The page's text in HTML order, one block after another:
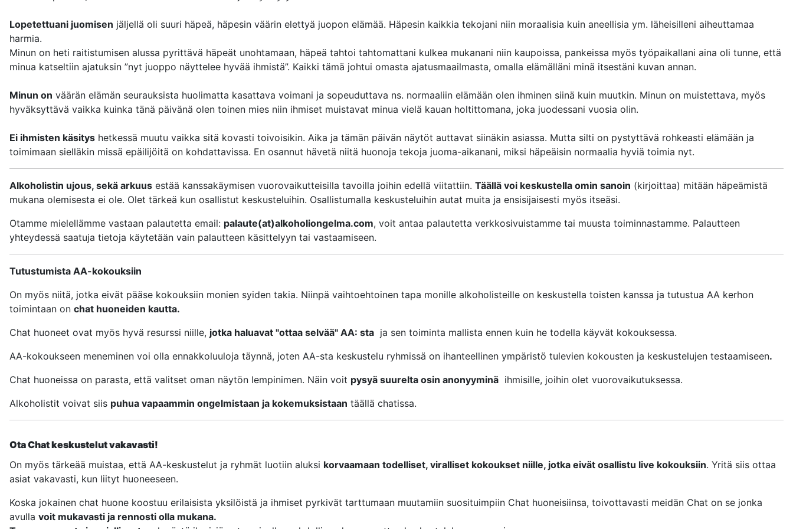
Lopetettuani juomisen jäljellä oli suuri häpeä, häpesin väärin elettyä juopon elämää. Häpesin kaikkia tekojani niin moraalisia kuin aneellisia ym. läheisilleni aiheuttamaa
harmia.
Minun on heti raitistumisen alussa pyrittävä häpeät unohtamaan, häpeä tahtoi tahtomattani kulkea mukanani niin kaupoissa, pankeissa myös työpaikallani aina oli tunne, että
minua katseltiin ajatuksin ”nyt juoppo näyttelee hyvää ihmistä”. Kaikki tämä johtui omasta ajatusmaailmasta, omalla elämälläni minä itsestäni kuvan annan.
Minun on väärän elämän seurauksista huolimatta kasattava voimani ja sopeuduttava ns. normaaliin elämään olen ihminen siinä kuin muutkin. Minun on muistettava, myös
hyväksyttävä vaikka kuinka tänä päivänä olen toinen mies niin ihmiset muistavat minua vielä kauan holtittomana, joka juodessani vuosia olin.
Ei ihmisten käsitys hetkessä muutu vaikka sitä kovasti toivoisikin. Aika ja tämän päivän näytöt auttavat siinäkin asiassa. Mutta silti on pystyttävä rohkeasti elämään ja
toimimaan sielläkin missä epäilijöitä on kohdattavissa. En osannut hävetä niitä huonoja tekoja juoma-aikanani, miksi häpeäisin normaalia hyviä toimia nyt.
Alkoholistin ujous, sekä arkuus estää kanssakäymisen vuorovaikutteisilla tavoilla joihin edellä viitattiin. Täällä voi keskustella omin sanoin (kirjoittaa) mitään häpeämistä
mukana olemisesta ei ole. Olet tärkeä kun osallistut keskusteluihin. Osallistumalla keskusteluihin autat muita ja ensisijaisesti myös itseäsi.
Otamme mielellämme vastaan palautetta email: palaute(at)alkoholiongelma.com, voit antaa palautetta verkkosivuistamme tai muusta toiminnastamme. Palautteen
yhteydessä saatuja tietoja käytetään vain palautteen käsittelyyn tai vastaamiseen.
Tutustumista AA-kokouksiin
On myös niitä, jotka eivät pääse kokouksiin monien syiden takia. Niinpä vaihtoehtoinen tapa monille alkoholisteille on keskustella toisten kanssa ja tutustua AA kerhon
toimintaan ​​on chat huoneiden kautta.
Chat huoneet ovat myös hyvä resurssi niille, jotka haluavat "ottaa selvää" AA: sta ja sen toiminta mallista ennen kuin he todella käyvät kokouksessa.
AA-kokoukseen meneminen voi olla ennakkoluuloja täynnä, joten AA-sta keskustelu ryhmissä on ihanteellinen ympäristö tulevien kokousten ja keskustelujen testaamiseen.
Chat huoneissa on parasta, että valitset oman näytön lempinimen. Näin voit pysyä suurelta osin anonyyminä ihmisille, joihin olet vuorovaikutuksessa.
Alkoholistit voivat siis puhua vapaammin ongelmistaan ​​ja kokemuksistaan täällä chatissa.
Ota Chat keskustelut vakavasti!
On myös tärkeää muistaa, että AA-keskustelut ja ryhmät luotiin aluksi korvaamaan todelliset, viralliset kokoukset niille, jotka eivät osallistu live kokouksiin. Yritä siis ottaa
asiat vakavasti, kun liityt huoneeseen.
Koska jokainen chat huone koostuu erilaisista yksilöistä ja ihmiset pyrkivät tarttumaan muutamiin suosituimpiin Chat huoneisiinsa, toivottavasti meidän Chat on se jonka
avulla voit mukavasti ja rennosti olla mukana.